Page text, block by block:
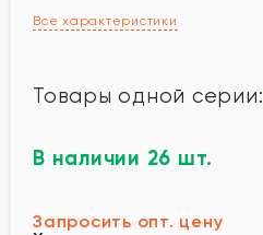
Все характеристики
Товары одной серии:
В наличии 26 шт.
Запросить опт. цену